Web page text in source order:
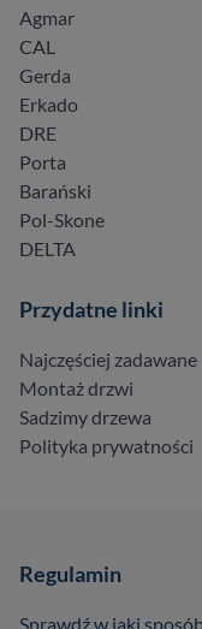
Agmar
CAL
Gerda
Erkado
DRE
Porta
Barański
Pol-Skone
DELTA
Przydatne linki
Najczęściej
Montaż drzwi
Sadzimy drzewa
Polityka prywatności
Regulamin
Sprawdź w jaki